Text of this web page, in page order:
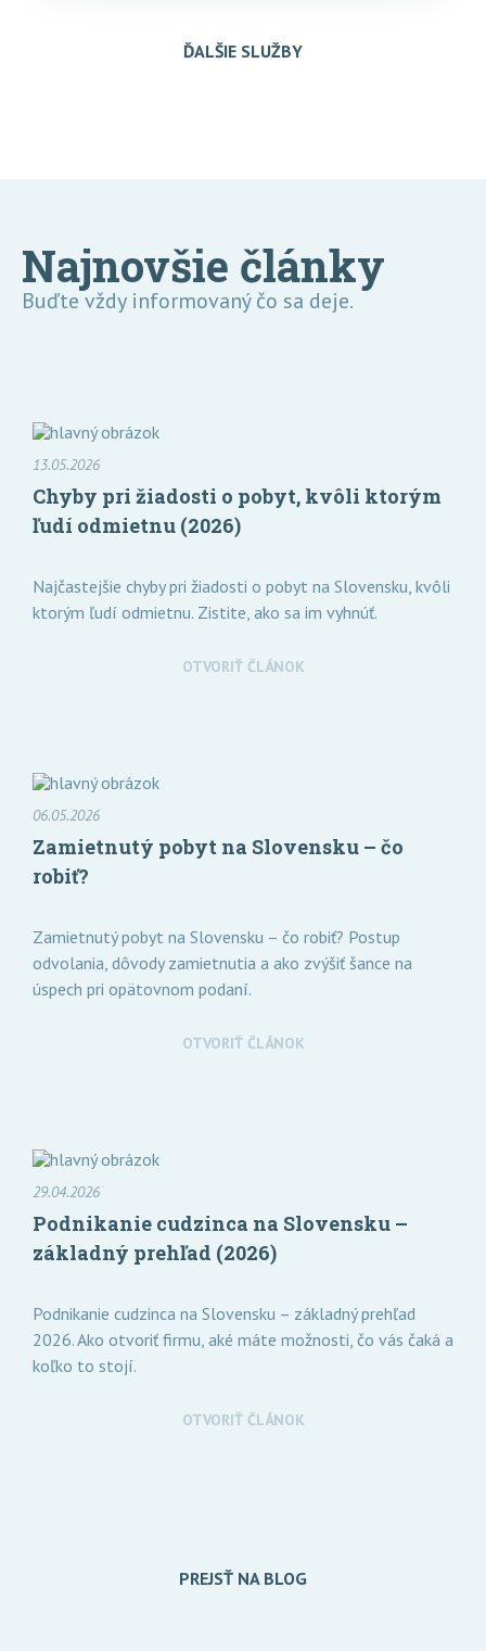
ĎALŠIE SLUŽBY
Najnovšie články
Buďte vždy informovaný čo sa deje.
13.05.2026
Chyby pri žiadosti o pobyt, kvôli ktorým
ľudí odmietnu (2026)
Najčastejšie chyby pri žiadosti o pobyt na Slovensku, kvôli
ktorým ľudí odmietnu. Zistite, ako sa im vyhnúť.
OTVORIŤ ČLÁNOK
06.05.2026
Zamietnutý pobyt na Slovensku – čo
robiť?
Zamietnutý pobyt na Slovensku – čo robiť? Postup
odvolania, dôvody zamietnutia a ako zvýšiť šance na
úspech pri opätovnom podaní.
OTVORIŤ ČLÁNOK
29.04.2026
Podnikanie cudzinca na Slovensku –
základný prehľad (2026)
Podnikanie cudzinca na Slovensku – základný prehľad
2026. Ako otvoriť firmu, aké máte možnosti, čo vás čaká a
koľko to stojí.
OTVORIŤ ČLÁNOK
PREJSŤ NA BLOG